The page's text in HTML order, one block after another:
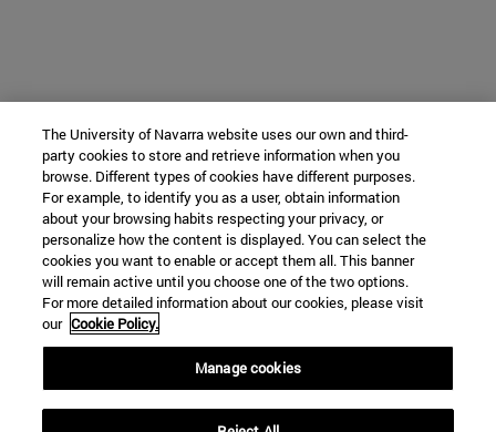
The University of Navarra website uses our own and third-
party cookies to store and retrieve information when you
browse. Different types of cookies have different purposes.
For example, to identify you as a user, obtain information
about your browsing habits respecting your privacy, or
personalize how the content is displayed. You can select the
cookies you want to enable or accept them all. This banner
will remain active until you choose one of the two options.
For more detailed information about our cookies, please visit
our Cookie Policy.
Manage cookies